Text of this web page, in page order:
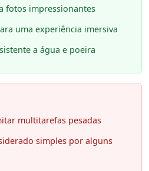
fotos impressionantes
uma experiência imersiva
a água e poeira
multitarefas pesadas
simples por alguns